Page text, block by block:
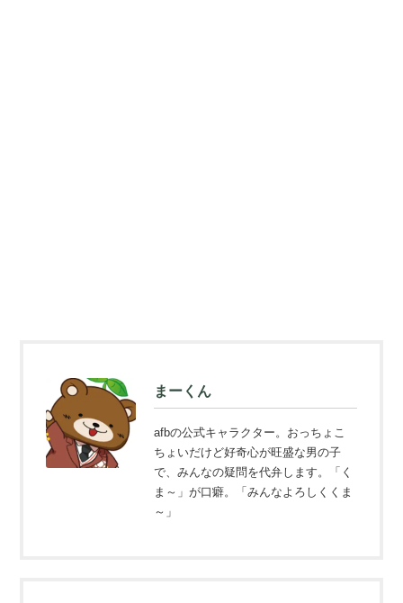
まーくん
afbの公式キャラクター。おっちょこ
ちょいだけど好奇心が旺盛な男の子
で、みんなの疑問を代弁します。「く
ま～」が口癖。「みんなよろしくくま
～」